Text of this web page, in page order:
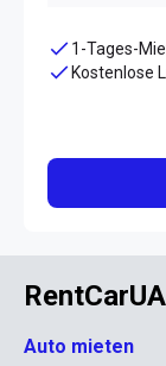
1-Tages-
Kostenlose
Auto mieten